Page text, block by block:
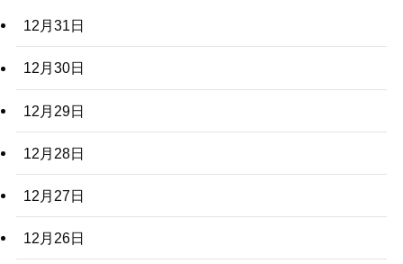
12月31日
12月30日
12月29日
12月28日
12月27日
12月26日